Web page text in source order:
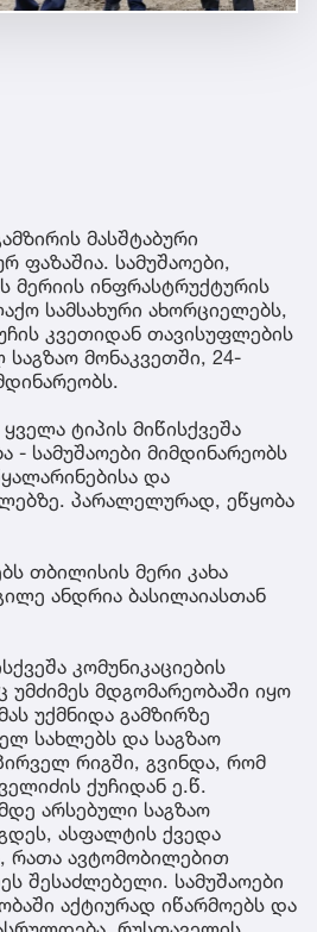
მასშტაბური
ფაზაშია. სამუშაოები,
მერიის ინფრასტრუქტურის
სამსახური ახორციელებს,
კვეთიდან თავისუფლების
მონაკვეთში, 24-
ტიპის მიწისქვეშა
- სამუშაოები მიმდინარეობს
და
პარალელურად, ეწყობა
თბილისის მერი კახა
ანდრია ბასილაიასთან
კომუნიკაციების
უმძიმეს მდგომარეობაში იყო
უქმნიდა გამზირზე
სახლებს და საგზაო
რიგში, გვინდა, რომ
ქუჩიდან ე.წ.
არსებული საგზაო
ასფალტის ქვედა
რათა ავტომობილებით
შესაძლებელი. სამუშაოები
აქტიურად იწარმოებს და